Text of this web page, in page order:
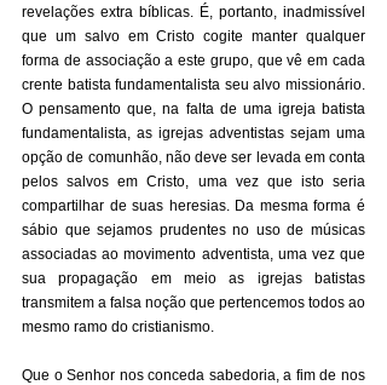
revelações extra bíblicas. É, portanto, inadmissível
que um salvo em Cristo cogite manter qualquer
forma de associação a este grupo, que vê em cada
crente batista fundamentalista seu alvo missionário.
O pensamento que, na falta de uma igreja batista
fundamentalista, as igrejas adventistas sejam uma
opção de comunhão, não deve ser levada em conta
pelos salvos em Cristo, uma vez que isto seria
compartilhar de suas heresias. Da mesma forma é
sábio que sejamos prudentes no uso de músicas
associadas ao movimento adventista, uma vez que
sua propagação em meio as igrejas batistas
transmitem a falsa noção que pertencemos todos ao
mesmo ramo do cristianismo.
Que o Senhor nos conceda sabedoria, a fim de nos